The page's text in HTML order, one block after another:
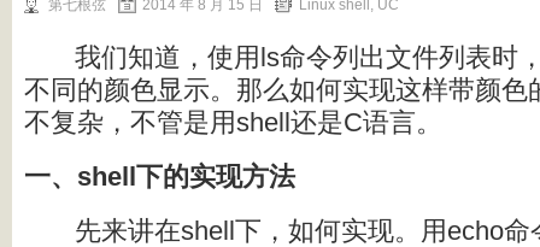
第七根弦 2014 年 8 月 15 日 Linux shell , UC
我们知道，使用ls命令列出文件列表时
不同的颜色显示。那么如何实现这样带颜色
不复杂，不管是用shell还是C语言。
一、shell下的实现方法
先来讲在shell下，如何实现。用echo